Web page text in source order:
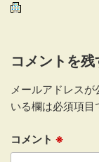
コメントを残
メールアドレスが
いる欄は必須項目
コメント ※